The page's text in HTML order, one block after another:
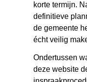
korte termijn.
definitieve
de gemeente
écht veilig
Ondertussen
deze website